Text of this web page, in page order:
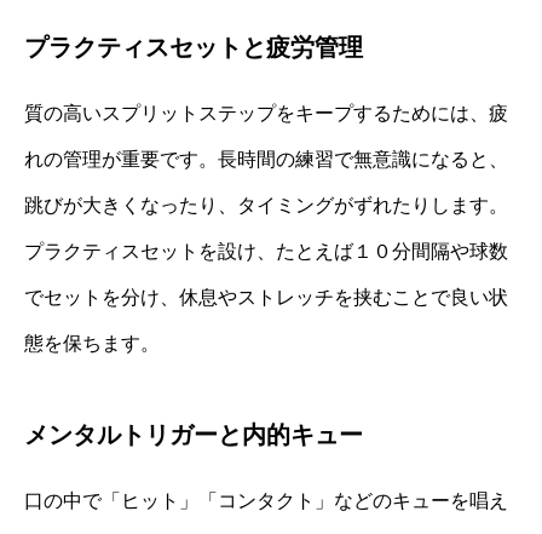
プラクティスセットと疲労管理
質の高いスプリットステップをキープするためには、疲
れの管理が重要です。長時間の練習で無意識になると、
跳びが大きくなったり、タイミングがずれたりします。
プラクティスセットを設け、たとえば１０分間隔や球数
でセットを分け、休息やストレッチを挟むことで良い状
態を保ちます。
メンタルトリガーと内的キュー
口の中で「ヒット」「コンタクト」などのキューを唱え